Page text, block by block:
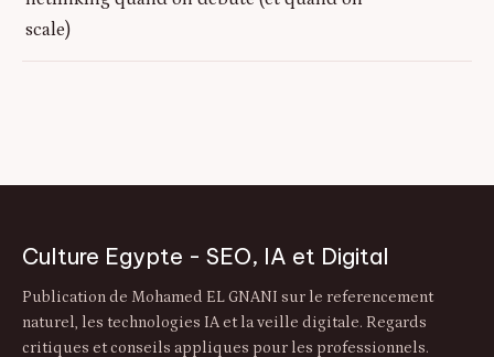
scale)
Culture Egypte - SEO, IA et Digital
Publication de Mohamed EL GNANI sur le referencement
naturel, les technologies IA et la veille digitale. Regards
critiques et conseils appliques pour les professionnels.